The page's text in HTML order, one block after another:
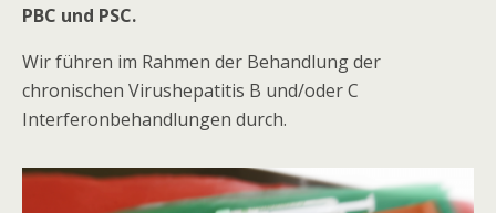
PBC und PSC.
Wir führen im Rahmen der Behandlung der
chronischen Virushepatitis B und/oder C
Interferonbehandlungen durch.